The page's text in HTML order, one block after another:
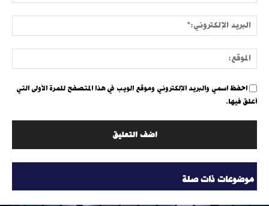
احفظ اسمي والبريد الإلكتروني وموقع الويب في هذا المتصفح للمرة الأولى التي
أعلق فيها.
موضوعات ذات صلة